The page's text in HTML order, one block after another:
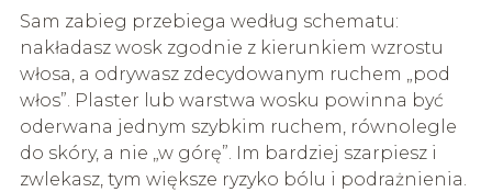
Sam zabieg przebiega według schematu:
nakładasz wosk zgodnie z kierunkiem wzrostu
włosa, a odrywasz zdecydowanym ruchem „pod
włos”. Plaster lub warstwa wosku powinna być
oderwana jednym szybkim ruchem, równolegle
do skóry, a nie „w górę”. Im bardziej szarpiesz i
zwlekasz, tym większe ryzyko bólu i podrażnienia.